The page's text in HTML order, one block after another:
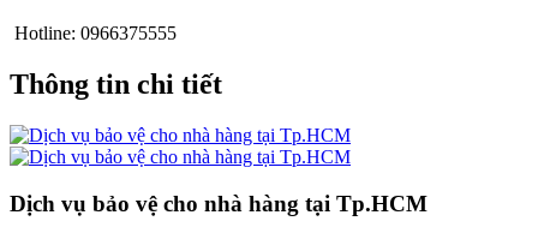
Hotline: 0966375555
Thông tin chi tiết
Dịch vụ bảo vệ cho nhà hàng tại Tp.HCM